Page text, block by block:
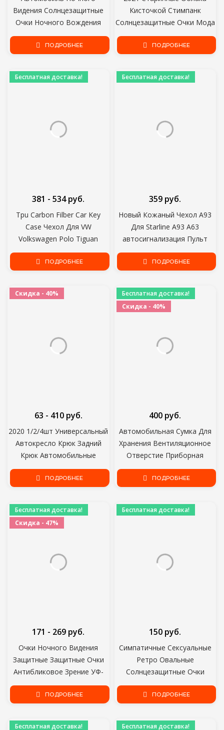
Видения Солнцезащитные
Очки Ночного Вождения
Очки Водитель Очки Унисекс
Солнцезащитные Очки УФ-
Очки Очки
ПОДРОБНЕЕ
Кисточкой Стимпанк
Солнцезащитные Очки Мода
Без Оправы Вождения Очки
Женщины Мужчины
Оттенки UV400
ПОДРОБНЕЕ
Бесплатная доставка!
Tpu Carbon Filber Car Key
Case Чехол Для VW
Volkswagen Polo Tiguan
Passat B5 B6 B7 Golf 4 5 6
MK6 Jetta Lavida Для Skoda
381 - 534 руб.
ПОДРОБНЕЕ
Бесплатная доставка!
Новый Кожаный Чехол A93
Для Starline A93 A63
автосигнализация Пульт
Дистанционного Управления
ЖК-Брелок
стайлинг
359 руб.
ПОДРОБНЕЕ
Скидка - 40%
2020 1/2/4шт Универсальный
Автокресло Крюк Задний
Крюк Автомобильные
Аксессуары Интерьер
Портативный Вешалка
Автомобиля Сумка Кошелек
Ткань
63 - 410 руб.
ПОДРОБНЕЕ
Бесплатная доставка!
Скидка - 40%
Автомобильная Сумка Для
Хранения Вентиляционное
Отверстие Приборная
Панель Аккуратный
Подвесной Кожаный
Держатель Телефона
Органайзер Для хранения
400 руб.
ПОДРОБНЕЕ
Бесплатная доставка!
Скидка - 47%
Очки Ночного Видения
Защитные Защитные Очки
Антибликовое Зрение УФ-
Защита Безопасность
Водителя Солнцезащитные
Аксессуары
171 - 269 руб.
ПОДРОБНЕЕ
Бесплатная доставка!
Симпатичные Сексуальные
Ретро Овальные
Солнцезащитные Очки
Женщины Маленькие
Золотые Черные Старинные
Женские Красные Очки Для
150 руб.
ПОДРОБНЕЕ
Бесплатная доставка! Бесплатная доставка!